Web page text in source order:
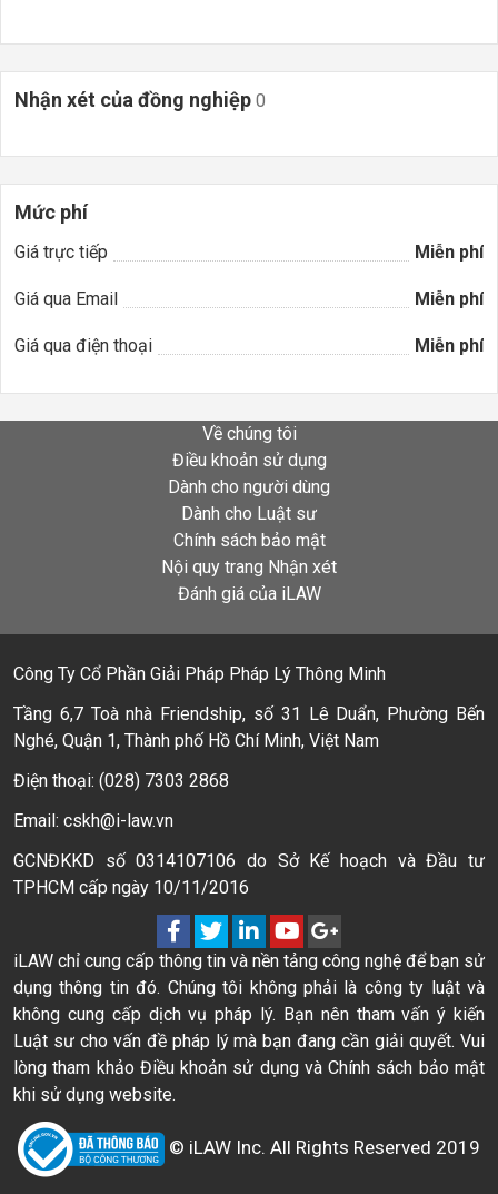
Nhận xét của đồng nghiệp 0
Mức phí
Giá trực tiếp Miễn phí
Giá qua Email Miễn phí
Giá qua điện thoại Miễn phí
Về chúng tôi
Điều khoản sử dụng
Dành cho người dùng
Dành cho Luật sư
Chính sách bảo mật
Nội quy trang Nhận xét
Đánh giá của iLAW
Công Ty Cổ Phần Giải Pháp Pháp Lý Thông Minh
Tầng 6,7 Toà nhà Friendship, số 31 Lê Duẩn, Phường Bến
Nghé, Quận 1, Thành phố Hồ Chí Minh, Việt Nam
Điện thoại: (028) 7303 2868
Email: cskh@i-law.vn
GCNĐKKD số 0314107106 do Sở Kế hoạch và Đầu tư
TPHCM cấp ngày 10/11/2016
iLAW chỉ cung cấp thông tin và nền tảng công nghệ để bạn sử
dụng thông tin đó. Chúng tôi không phải là công ty luật và
không cung cấp dịch vụ pháp lý. Bạn nên tham vấn ý kiến
Luật sư cho vấn đề pháp lý mà bạn đang cần giải quyết. Vui
lòng tham khảo Điều khoản sử dụng và Chính sách bảo mật
khi sử dụng website.
© iLAW Inc. All Rights Reserved 2019